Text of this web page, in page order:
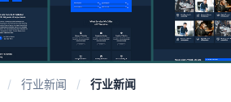
/ 行业新闻 / 行业新闻